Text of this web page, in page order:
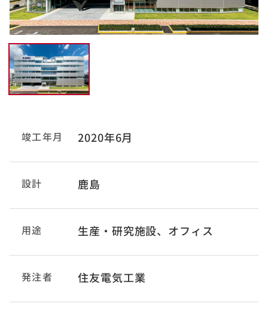
竣工年月 2020年6月
設計 鹿島
用途 生産・研究施設、オフィス
発注者 住友電気工業